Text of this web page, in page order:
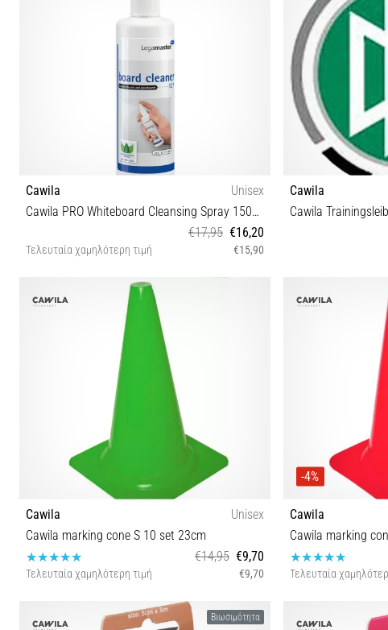
Cawila
Unisex
Cawila PRO Whiteboard Cleansing Spray 150ml Train Equipment
€17,95 €16,20
Τελευταία χαμηλότερη τιμή €15,90
One size
Cawila
Cawila
Cawila
Unisex
Cawila marking cone S 10 set 23cm
€14,95 €9,70
Τελευταία χαμηλότερη τιμή €9,70
OS
-4%
Cawila
Cawila marking
Τελευταία
Βιωσιμότητα